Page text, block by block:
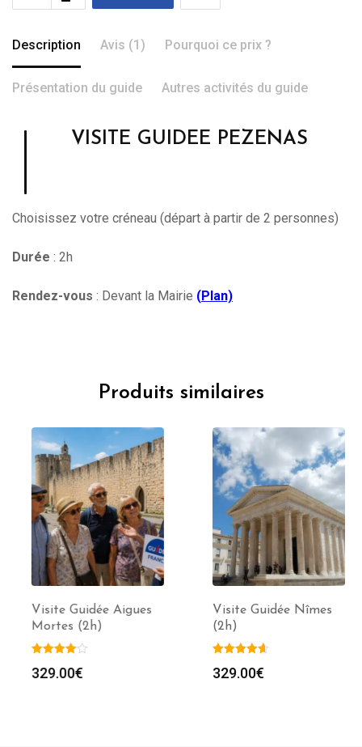
Description Avis (1) Pourquoi ce prix ?
Présentation du guide Autres activités du guide
VISITE GUIDEE PEZENAS
Choisissez votre créneau (départ à partir de 2 personnes)
Durée : 2h
Rendez-vous : Devant la Mairie (Plan)
Produits similaires
Visite Guidée Aigues
Mortes (2h)
329.00€
Visite Guidée Nîmes
(2h)
329.00€